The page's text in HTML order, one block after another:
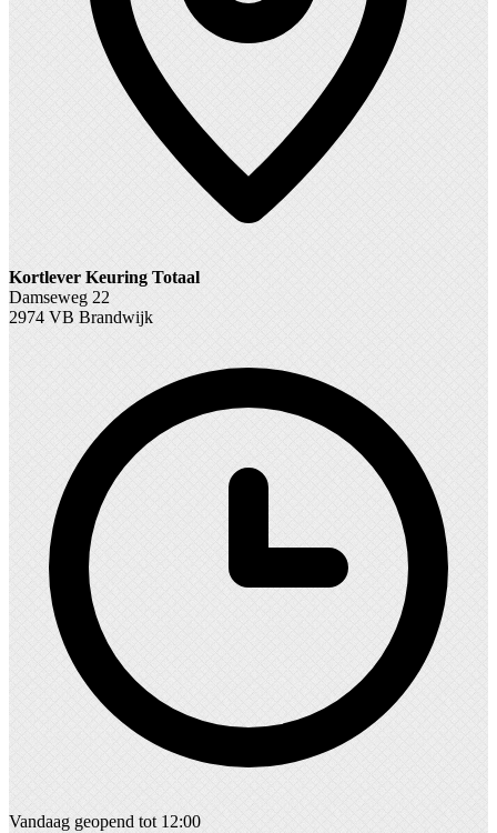
Kortlever Keuring Totaal
Damseweg 22
2974 VB Brandwijk
Vandaag geopend tot 12:00